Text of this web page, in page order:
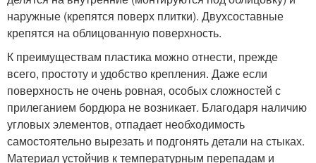
наружные (крепятся поверх плитки). Двухсоставные
крепятся на облицованную поверхность.
К преимуществам пластика можно отнести, прежде
всего, простоту и удобство крепления. Даже если
поверхность не очень ровная, особых сложностей с
прилеганием бордюра не возникает. Благодаря наличию
угловых элементов, отпадает необходимость
самостоятельно вырезать и подгонять детали на стыках.
Материал устойчив к температурным перепадам и